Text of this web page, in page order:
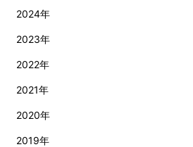
2024年
2023年
2022年
2021年
2020年
2019年